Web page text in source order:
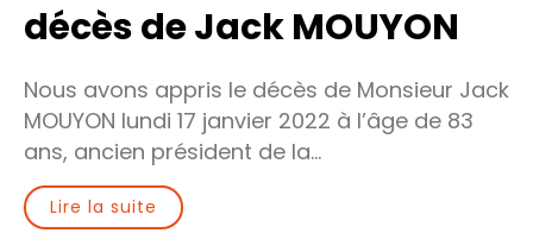
décès de Jack MOUYON
Nous avons appris le décès de Monsieur Jack
MOUYON lundi 17 janvier 2022 à l’âge de 83
ans, ancien président de la…
Lire la suite